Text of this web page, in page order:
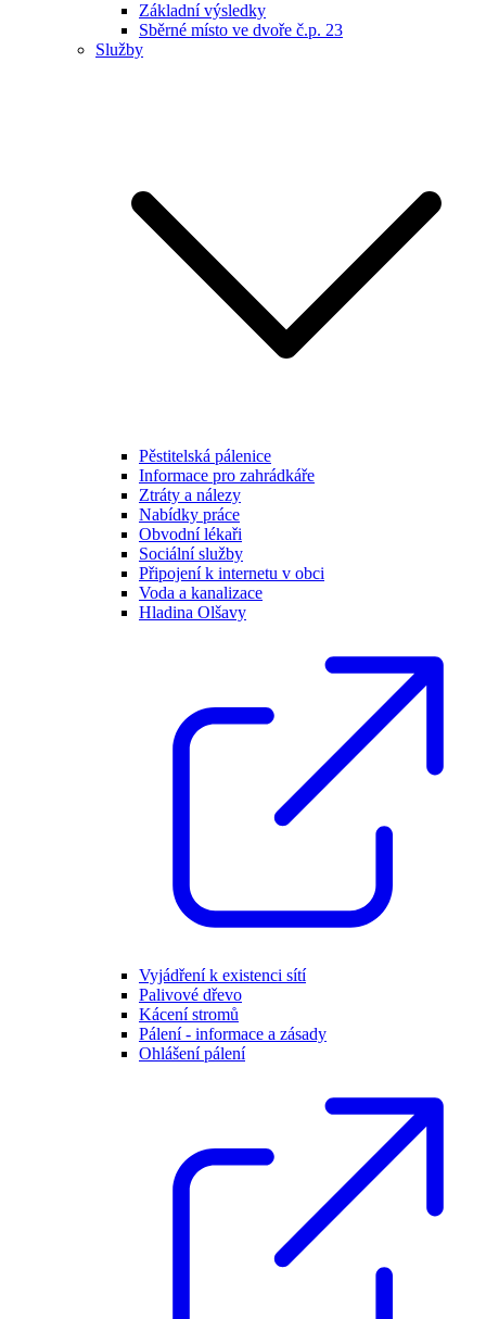
Základní výsledky
Sběrné místo ve dvoře č.p. 23
Služby
Pěstitelská pálenice
Informace pro zahrádkáře
Ztráty a nálezy
Nabídky práce
Obvodní lékaři
Sociální služby
Připojení k internetu v obci
Voda a kanalizace
Hladina Olšavy
Vyjádření k existenci sítí
Palivové dřevo
Kácení stromů
Pálení - informace a zásady
Ohlášení pálení